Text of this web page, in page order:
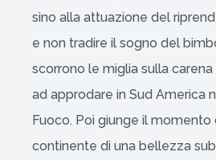
sino alla attuazione del
e non tradire il sogno del
scorrono le miglia sulla carena
ad approdare in Sud America
Fuoco. Poi giunge il momento
continente di una bellezza